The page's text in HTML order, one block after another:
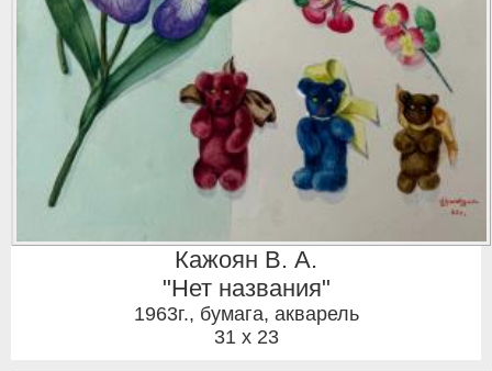
Кажоян В. А.
"Нет названия"
1963г., бумага, акварель
31 x 23